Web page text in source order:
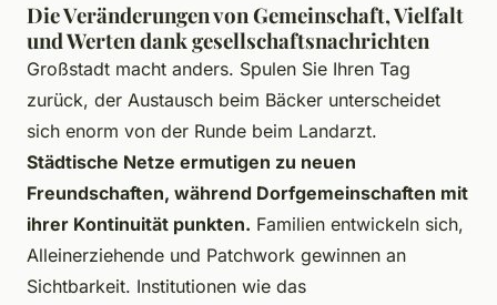
Die Veränderungen von Gemeinschaft, Vielfalt
und Werten dank gesellschaftsnachrichten
Großstadt macht anders. Spulen Sie Ihren Tag
zurück, der Austausch beim Bäcker unterscheidet
sich enorm von der Runde beim Landarzt.
Städtische Netze ermutigen zu neuen
Freundschaften, während Dorfgemeinschaften mit
ihrer Kontinuität punkten. Familien entwickeln sich,
Alleinerziehende und Patchwork gewinnen an
Sichtbarkeit. Institutionen wie das